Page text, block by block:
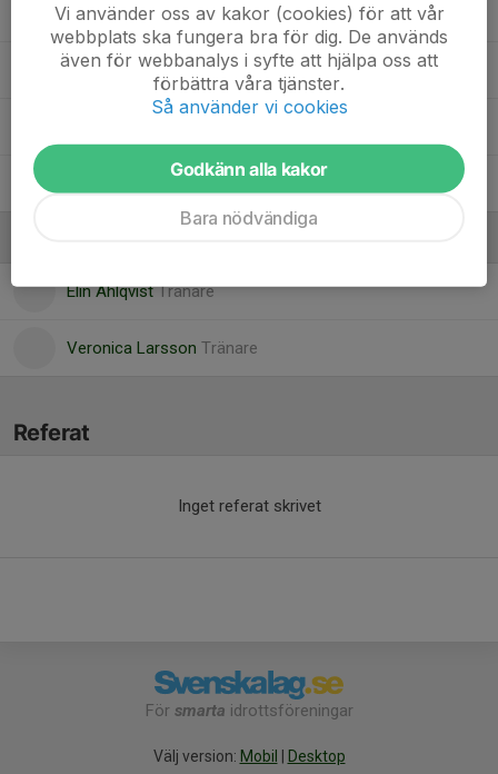
Clever Dyeme
Henry Nordstrand Hahn
Elin AhlqvistTränare
Veronica Larsson Tränare
Referat
Inget referat skrivet
För smarta idrottsföreningar
Välj version: Mobil Desktop
Vi använder oss av kakor (cookies) för att vår
webbplats ska fungera bra för dig. De används
även för webbanalys i syfte att hjälpa oss att
förbättra våra tjänster.
Så använder vi cookies
Godkänn alla kakor
Bara nödvändiga